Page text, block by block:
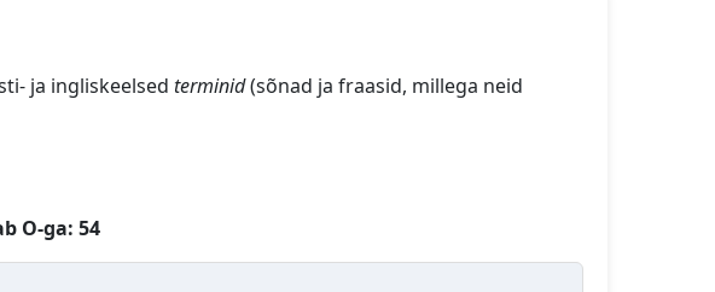
ja ingliskeelsed terminid(sõnad ja fraasid, millega neid
O-ga: 54